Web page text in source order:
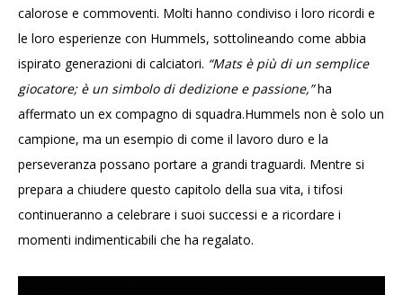
calorose e commoventi. Molti hanno condiviso i loro ricordi e
le loro esperienze con Hummels, sottolineando come abbia
ispirato generazioni di calciatori. “Mats è più di un semplice
giocatore; è un simbolo di dedizione e passione,”ha
affermato un ex compagno di squadra.Hummels non è solo un
campione, ma un esempio di come il lavoro duro e la
perseveranza possano portare a grandi traguardi. Mentre si
prepara a chiudere questo capitolo della sua vita, i tifosi
continueranno a celebrare i suoi successi e a ricordare i
momenti indimenticabili che ha regalato.